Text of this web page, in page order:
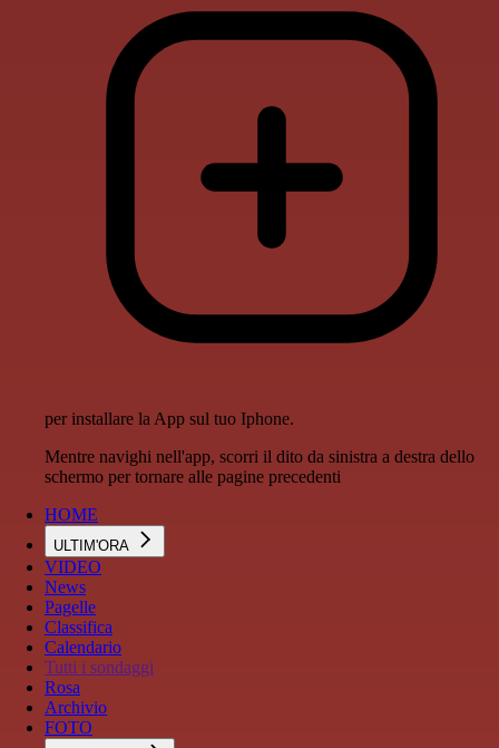
per installare la App sul tuo Iphone.
Mentre navighi nell'app, scorri il dito da sinistra a destra dello
schermo per tornare alle pagine precedenti
HOME
ULTIM'ORA
VIDEO
News
Pagelle
Classifica
Calendario
Tutti i sondaggi
Rosa
Archivio
FOTO